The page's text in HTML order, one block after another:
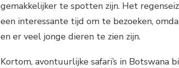
gemakkelijker te spotten zijn. Het
een interessante tijd om te bezoeken,
en er veel jonge dieren te zien zijn.
Kortom, avontuurlijke safari’s in Botswana